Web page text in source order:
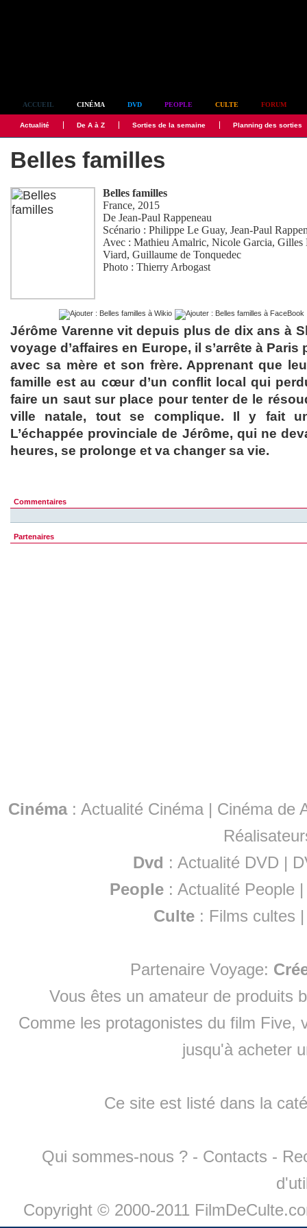
ACCUEIL CINÉMA DVD PEOPLE CULTE FORUM
Actualité De A à Z Sorties de la semaine Planning des sorties
Belles familles
Belles familles
France, 2015
DeJean-Paul Rappeneau
Scénario :Philippe Le Guay,Jean-Paul
Avec :Mathieu Amalric,Nicole Garcia,Gilles
Viard,Guillaume de Tonquedec
Photo :Thierry Arbogast
Jérôme Varenne vit depuis plus de dix ans à
voyage d’affaires en Europe, il s’arrête à
avec sa mère et son frère. Apprenant que
famille est au cœur d’un conflit local qui
faire un saut sur place pour tenter de le
ville natale, tout se complique. Il y fait
L’échappée provinciale de Jérôme, qui ne
heures, se prolonge et va changer sa vie.
Commentaires
Partenaires
Cinéma: Actualité Cinéma | Cinéma de
Dvd : Actualité DVD |
People :Actualité People
Culte : Films cultes
Partenaire Voyage:
Vous êtes un amateur de produits
Comme les protagonistes du film Five,
jusqu'à acheter
Ce site est listé dans la
Qui sommes-nous ? - Contacts -
Copyright © 2000-2011